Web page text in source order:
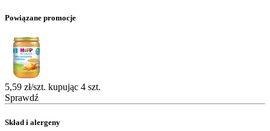
Powiązane promocje
5,59 zł/szt. kupując 4 szt.
Sprawdź
Skład i alergeny